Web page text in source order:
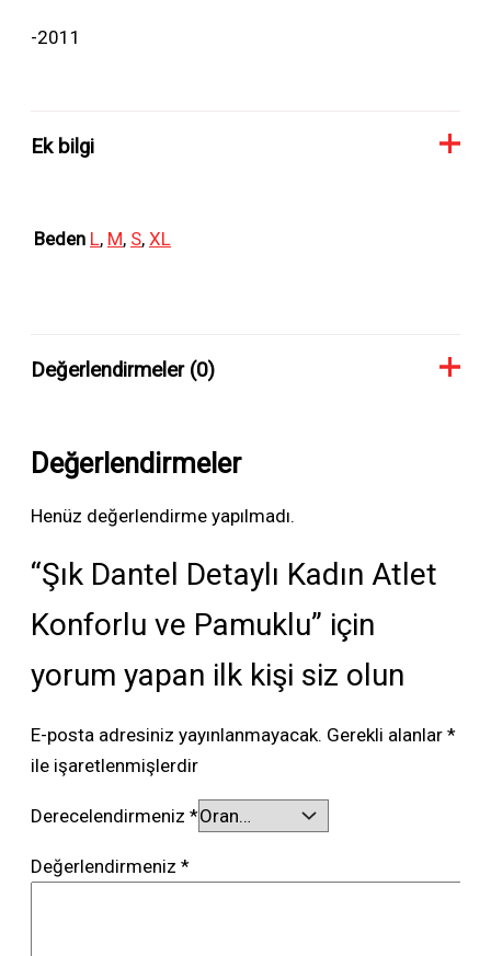
-2011
Ek bilgi
Beden L, M, S, XL
Değerlendirmeler (0)
Değerlendirmeler
Henüz değerlendirme yapılmadı.
“Şık Dantel Detaylı Kadın Atlet
Konforlu ve Pamuklu” için
yorum yapan ilk kişi siz olun
E-posta adresiniz yayınlanmayacak. Gerekli alanlar *
ile işaretlenmişlerdir
Derecelendirmeniz *
Değerlendirmeniz *